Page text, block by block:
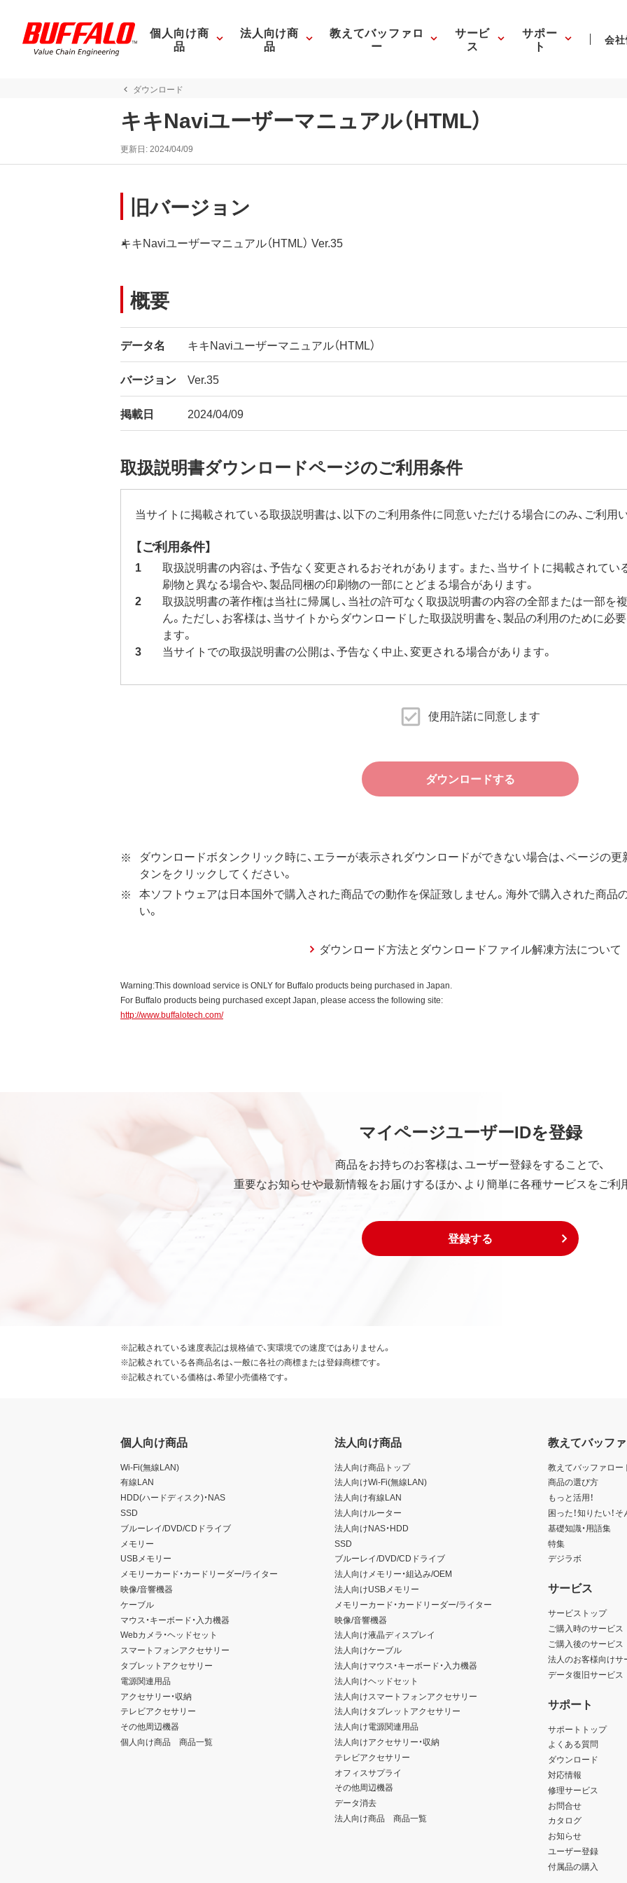
個人向け商
品
法人向け商
品
教えてバッファロ
ー
サービ
ス
サポー
ト 会
ダウンロード
キキNaviユーザーマニュアル（HTML）
更新日:2024/04/09
旧バージョン
キキNaviユーザーマニュアル（HTML） Ver.35
概要
データ名 キキNaviユーザーマニュアル（HTML）
バージョン Ver.35
掲載日 2024/04/09
取扱説明書ダウンロードページのご利用条件
当サイトに掲載されている取扱説明書は、以下のご利用条件に同意いただける場合にのみ、ご利用
【ご利用条件】
取扱説明書の内容は、予告なく変更されるおそれがあります。また、当サイトに掲載されてい
刷物と異なる場合や、製品同梱の印刷物の一部にとどまる場合があります。
取扱説明書の著作権は当社に帰属し、当社の許可なく取扱説明書の内容の全部または一部を
ん。ただし、お客様は、当サイトからダウンロードした取扱説明書を、製品の利用のために必
ます。
当サイトでの取扱説明書の公開は、予告なく中止、変更される場合があります。
使用許諾に同意します
ダウンロードする
ダウンロードボタンクリック時に、エラーが表示されダウンロードができない場合は、ページの更
タンをクリックしてください。
本ソフトウェアは日本国外で購入された商品での動作を保証致しません。海外で購入された商品
い。
ダウンロード方法とダウンロードファイル解凍方法について
Warning:This download service is ONLY for Buffalo products being purchased in Japan.
For Buffalo products being purchased except Japan, please access the following site:
http://www.buffalotech.com/
マイページユーザーIDを登録
商品をお持ちのお客様は、ユーザー登録をすることで、
重要なお知らせや最新情報をお届けするほか、より簡単に各種サービスをご利
登録する
※記載されている速度表記は規格値で、実環境での速度ではありません。
※記載されている各商品名は、一般に各社の商標または登録商標です。
※記載されている価格は、希望小売価格です。
個人向け商品
Wi-Fi(無線LAN)
有線LAN
HDD(ハードディスク)・NAS
SSD
ブルーレイ/DVD/CDドライブ
メモリー
USBメモリー
メモリーカード・カードリーダー/ライター
映像/音響機器
ケーブル
マウス・キーボード・入力機器
Webカメラ・ヘッドセット
スマートフォンアクセサリー
タブレットアクセサリー
電源関連用品
アクセサリー・収納
テレビアクセサリー
その他周辺機器
個人向け商品 商品一覧
法人向け商品
法人向け商品トップ
法人向けWi-Fi(無線LAN)
法人向け有線LAN
法人向けルーター
法人向けNAS・HDD
SSD
ブルーレイ/DVD/CDドライブ
法人向けメモリー・組込み/OEM
法人向けUSBメモリー
メモリーカード・カードリーダー/ライター
映像/音響機器
法人向け液晶ディスプレイ
法人向けケーブル
法人向けマウス・キーボード・入力機器
法人向けヘッドセット
法人向けスマートフォンアクセサリー
法人向けタブレットアクセサリー
法人向け電源関連用品
法人向けアクセサリー・収納
テレビアクセサリー
オフィスサプライ
その他周辺機器
データ消去
法人向け商品 商品一覧
教えてバッフ
教えてバッファロー
商品の選び方
もっと活用！
困った！知りたい！
基礎知識・用語集
特集
デジラボ
サービス
サービストップ
ご購入時のサービス
ご購入後のサービス
法人のお客様向けサ
データ復旧サービス
サポート
サポートトップ
よくある質問
ダウンロード
対応情報
修理サービス
お問合せ
カタログ
お知らせ
ユーザー登録
付属品の購入